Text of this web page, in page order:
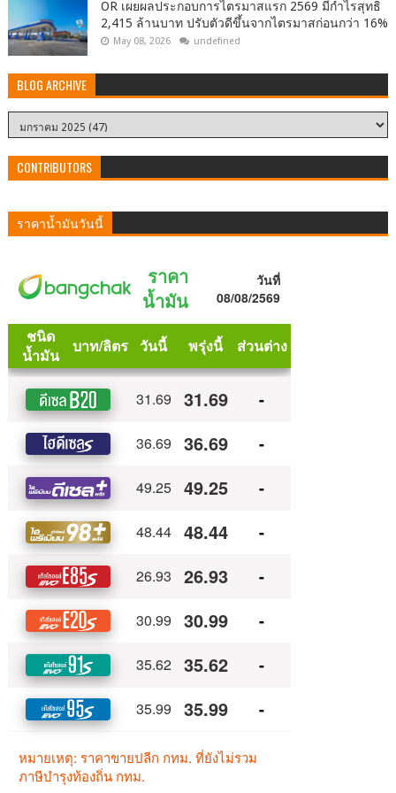
OR เผยผลประกอบการไตรมาสแรก 2569 มีกำไรสุทธิ
2,415 ล้านบาท ปรับตัวดีขึ้นจากไตรมาสก่อนกว่า 16%
May 08, 2026 undefined
BLOG ARCHIVE
CONTRIBUTORS
ราคาน้ำมันวันนี้